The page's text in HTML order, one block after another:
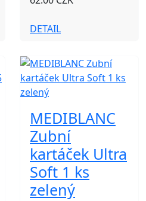
DETAIL
MEDIBLANC
Zubní
kartáček Ultra
Soft 1 ks
zelený